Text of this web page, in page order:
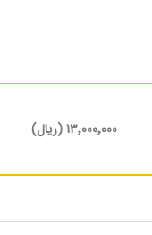
13٬000٬000 (ریال)